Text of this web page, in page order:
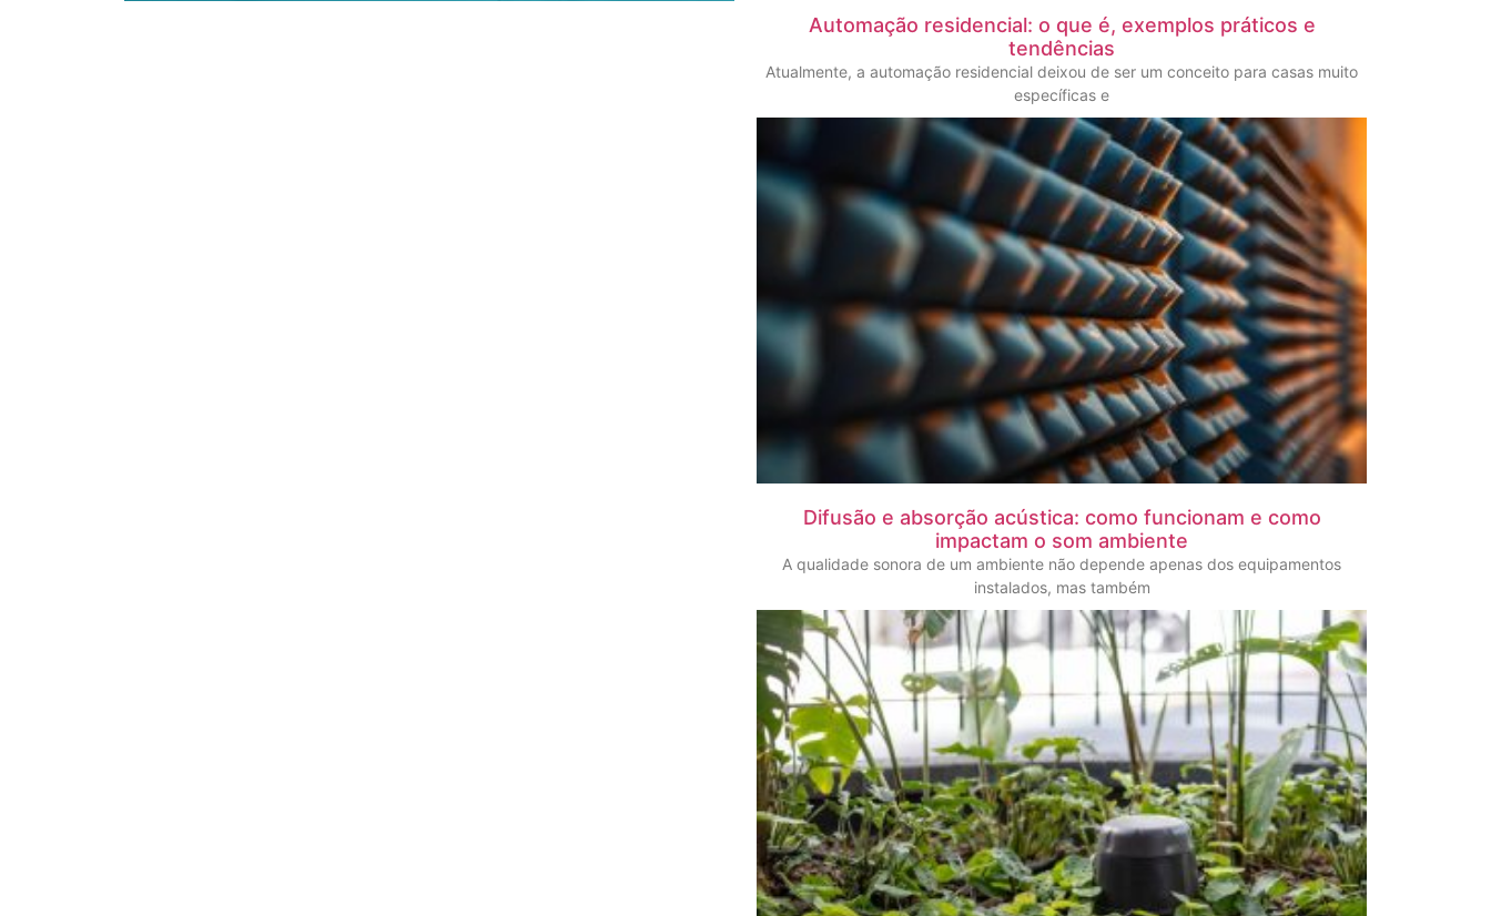
Automação residencial: o que é, exemplos práticos e
tendências
Atualmente, a automação residencial deixou de ser um conceito para casas muito
específicas e
Difusão e absorção acústica: como funcionam e como
impactam o som ambiente
A qualidade sonora de um ambiente não depende apenas dos equipamentos
instalados, mas também